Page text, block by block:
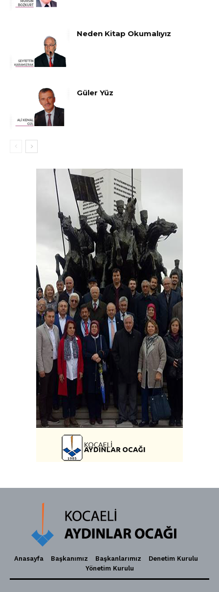
Neden Kitap Okumalıyız
Güler Yüz
Anasayfa Başkanımız Başkanlarımız
Denetim Kurulu
Yönetim Kurulu